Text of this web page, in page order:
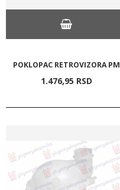
POKLOPAC RETROVIZORA PM
1.476,95 RSD